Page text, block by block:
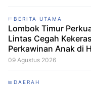
BERITA UTAMA
Lombok Timur
Lintas Cegah Kekerasan dan
Perkawinan Anak di
09 Agustus 2026
DAERAH